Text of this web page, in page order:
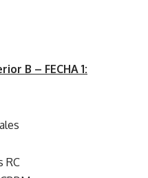
B – FECHA 1:
RC